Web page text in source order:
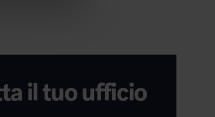
il tuo ufficio